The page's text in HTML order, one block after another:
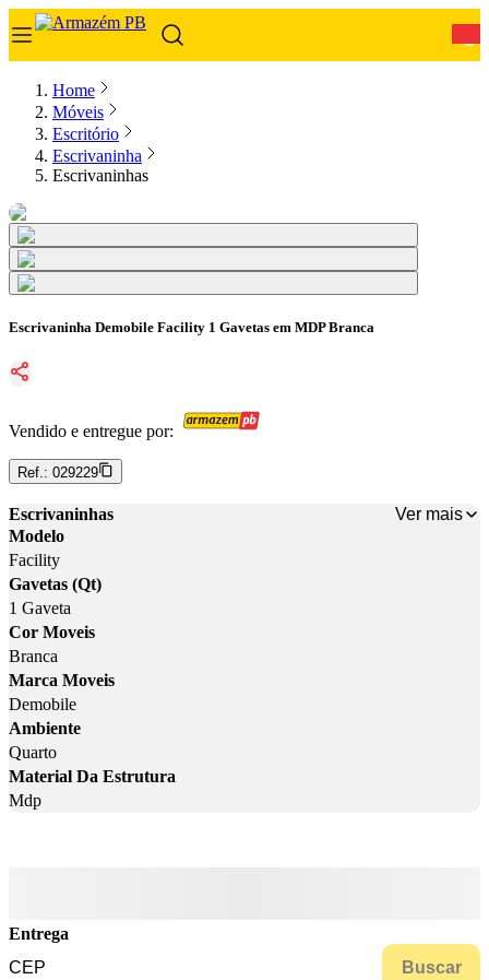
Home
Móveis
Escritório
Escrivaninha
Escrivaninhas
Escrivaninha Demobile Facility 1 Gavetas em MDP Branca
Vendido e entregue por:
Ref.: 029229
Escrivaninhas
Ver mais
Modelo
Facility
Gavetas (Qt)
1 Gaveta
Cor Moveis
Branca
Marca Moveis
Demobile
Ambiente
Quarto
Material Da Estrutura
Mdp
Entrega
Buscar